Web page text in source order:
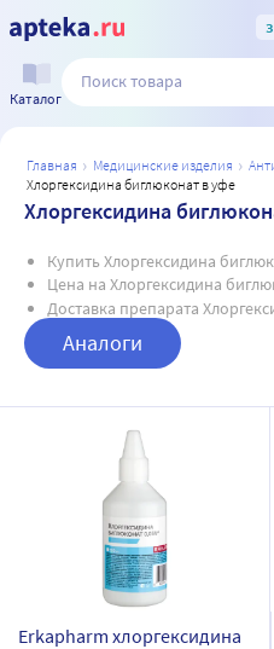
Каталог
главная медицинские изделия
хлоргексидина биглюконат в уфе
Хлоргексидина
Купить Хлоргексидина
Цена на Хлоргексидина
Доставка препарата
Аналоги
Erkapharm хлоргексидина